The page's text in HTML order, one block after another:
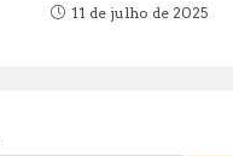
11 de julho de 2025